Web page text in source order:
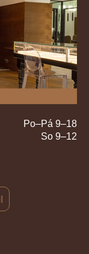
Po–Pá 9–18
So 9–12